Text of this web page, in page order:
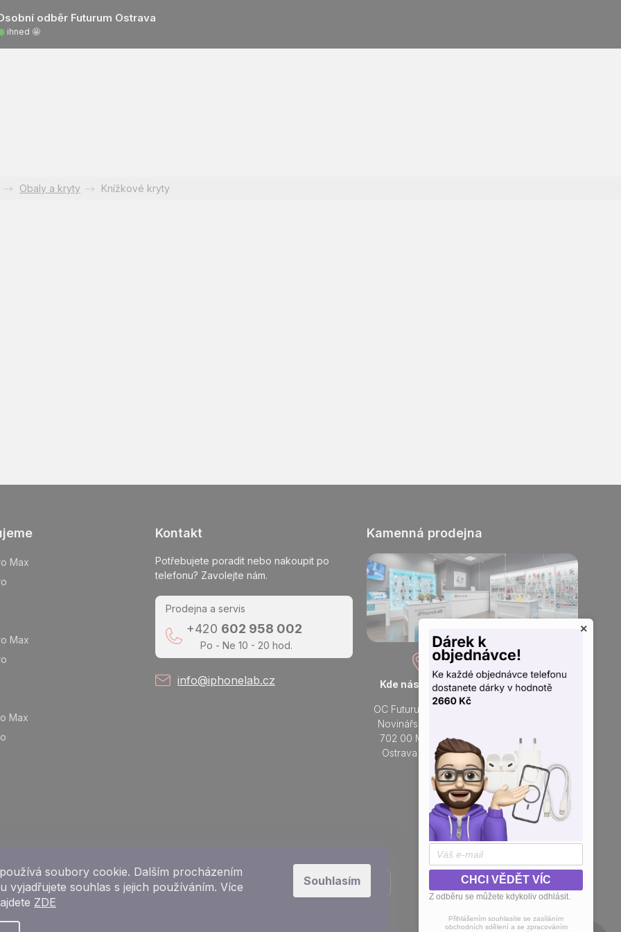
soubory cookie. Dalším procházením
vyjadřujete souhlas s jejich používáním. Více
ZDE
Souhlasím
odběr Futurum Ostrava
ihned 🤩
Obaly a kryty Knížkové kryty
Max
Max
Max
Kontakt
Potřebujete poradit nebo nakoupit po
telefonu? Zavolejte nám.
Prodejna a servis
+420 602 958 002
Po - Ne 10 - 20 hod.
info@iphonelab.cz
Kamenná prodejna
Kde nás najdete
OC Futurum Ostrava
Novinářská 3178/6
702 00 Moravská
Ostrava a Přívoz
Otevřeno každý den
Do prodejny
Přidejte se k nám na sítích
×
CHCI VĚDĚT VÍC
Z odběru se můžete kdykoliv odhlásit.
Přihlášením souhlasíte se zasíláním
obchodních sdělení a se zpracováním